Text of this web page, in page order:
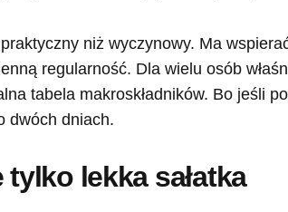
niż wyczynowy. Ma
regularność. Dla wielu osób
tabela makroskładników. Bo jeśli
dwóch dniach.
lekka sałatka